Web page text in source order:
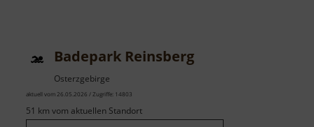
Badepark Reinsberg
Osterzgebirge
aktuell vom 26.05.2026 / Zugriffe: 14803
51 km vom aktuellen Standort